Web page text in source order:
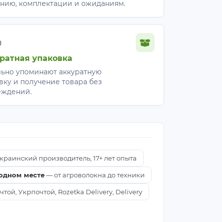
комплектации и ожиданиям.
упаковка
упоминают аккуратную
и получение товара без
производитель, 17+ лет опыта
месте— от агроволокна до техники
Укрпочтой, Rozetka Delivery, Delivery